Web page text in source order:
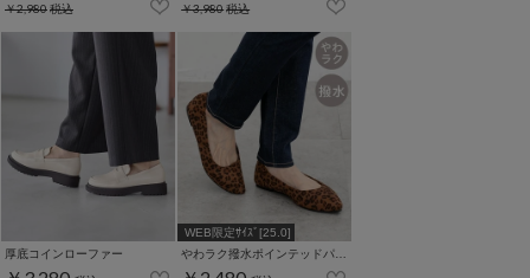
￥2,980税込
￥3,980税込
厚底コインローファー
WEB限定ｻｲｽﾞ[25.0]